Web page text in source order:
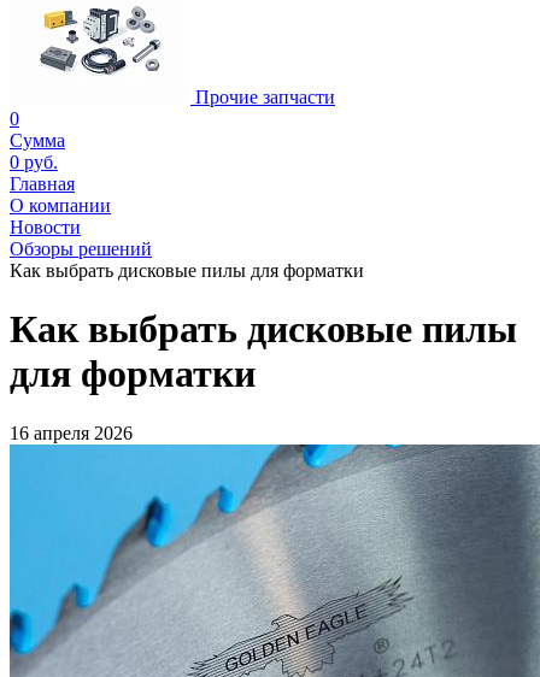
Прочие запчасти
0
Сумма
0 руб.
Главная
О компании
Новости
Обзоры решений
Как выбрать дисковые пилы для форматки
Как выбрать дисковые пилы
для форматки
16 апреля 2026